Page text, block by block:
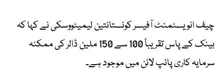
چیف انویسٹمنٹ آفیسر کونستانتین لیمیٹووسکی نے کہا کہ
بینک کے پاس تقریباً 100 سے 150 ملین ڈالر کی ممکنہ
سرمایہ کاری پائپ لائن میں موجود ہے۔